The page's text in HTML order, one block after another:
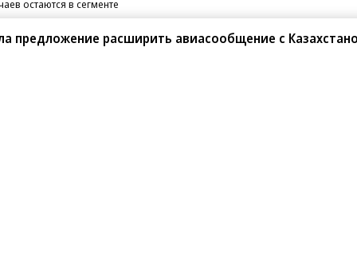
остаются в сегменте
предложение расширить авиасообщение с